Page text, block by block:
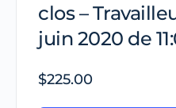
clos –
juin 2020 de
$225.00